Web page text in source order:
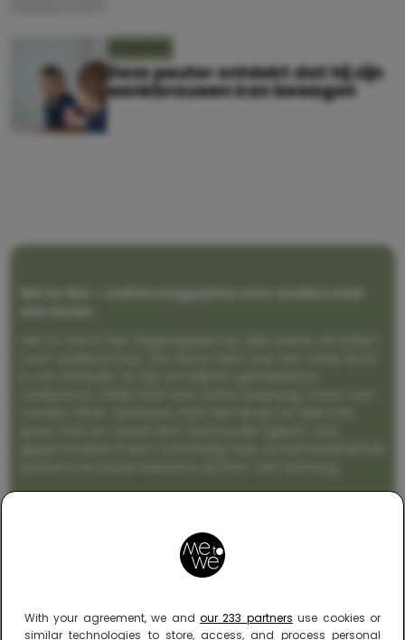
With your agreement, we and our 233 partners use cookies or
similar technologies to store, access, and process personal
Deze peuter ontdekt dat hij zijn
wenkbrauwen kan bewegen
Me to We – online magazine voor ouders met